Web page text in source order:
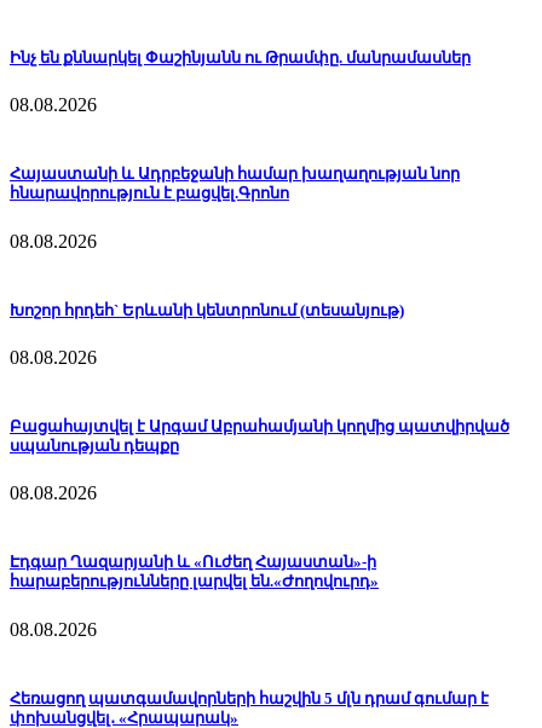
Ինչ են քննարկել Փաշինյանն ու Թրամփը. մանրամասներ
08.08.2026
Հայաստանի և Ադրբեջանի համար խաղաղության նոր
հնարավորություն է բացվել.Գրոնո
08.08.2026
Խոշոր հրդեհ` Երևանի կենտրոնում (տեսանյութ)
08.08.2026
Բացահայտվել է Արգամ Աբրահամյանի կողմից պատվիրված
սպանության դեպքը
08.08.2026
Էդգար Ղազարյանի և «Ուժեղ Հայաստան»-ի
հարաբերությունները լարվել են.«Ժողովուրդ»
08.08.2026
Հեռացող պատգամավորների հաշվին 5 մլն դրամ գումար է
փոխանցվել․ «Հրապարակ»